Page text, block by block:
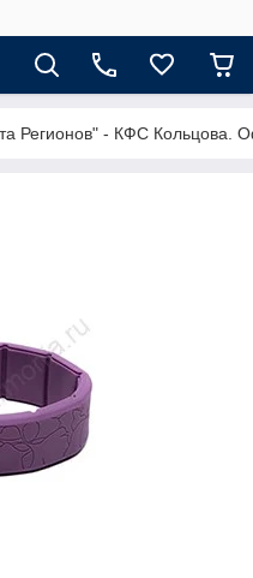
Регионов" - КФС Кольцова.